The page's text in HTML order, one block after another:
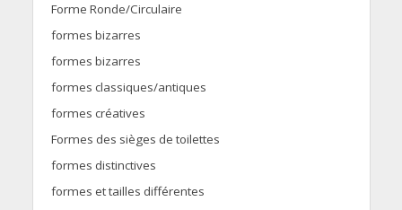
Forme Ronde/Circulaire
formes bizarres
formes bizarres
formes classiques/antiques
formes créatives
Formes des sièges de toilettes
formes distinctives
formes et tailles différentes